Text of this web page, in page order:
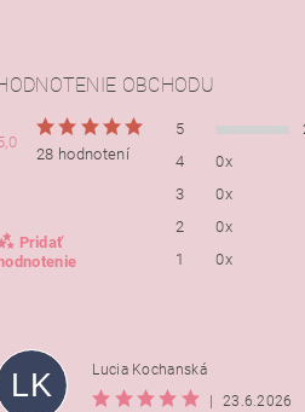
OBCHODU
28 hodnotení
Pridať
hodnotenie
5
4
0x
3
0x
2
0x
1
0x
LK
Lucia Kochanská
23.6.2026